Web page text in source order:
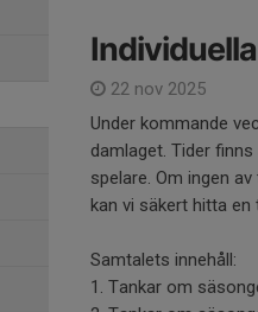
22 nov 2025
Under kommande
damlaget. Tider
spelare. Om ingen
kan vi säkert hitta
Samtalets innehåll:
1. Tankar om